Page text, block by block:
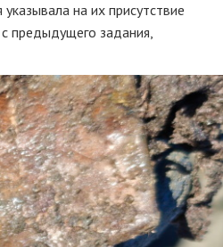
на их присутствие
предыдущего задания,